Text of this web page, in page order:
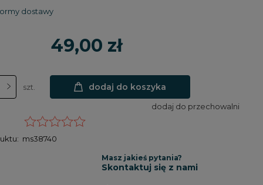
dostawy
49,00 zł
szt. dodaj do koszyka
dodaj do przechowalni
ms38740
Masz jakieś pytania?
Skontaktuj się z nami